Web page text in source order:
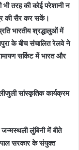
भी तरह की कोई परेशानी न
की सैर कर सकें।
भारतीय श्रद्धालुओं में
के बीच संचालित रेलवे ने
सर्किट में भारत और
सांस्कृतिक कार्यक्रम
लुंबिनी में बीते
सरकार के संयुक्त